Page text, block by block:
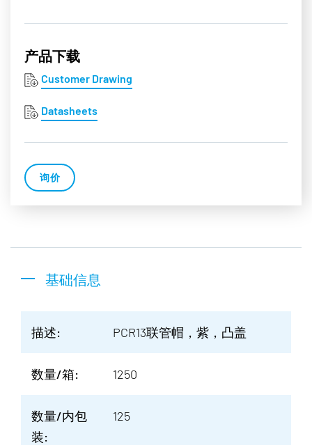
产品下载
Customer Drawing
Datasheets
询价
基础信息
描述: PCR13联管帽，紫，凸盖
数量/箱: 1250
数量/内包
装:
125